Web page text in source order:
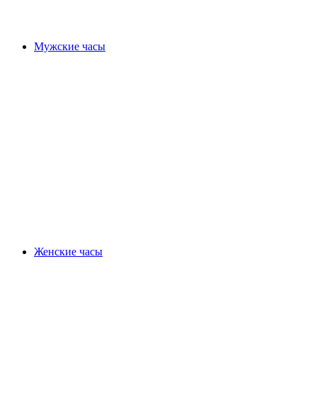
Мужские часы
Женские часы